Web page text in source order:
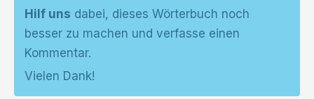
Hilf uns dabei, dieses Wörterbuch noch
besser zu machen und verfasse einen
Kommentar.
Vielen Dank!